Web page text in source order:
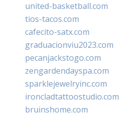
united-basketball.com
tios-tacos.com
cafecito-satx.com
graduacionviu2023.com
pecanjackstogo.com
zengardendayspa.com
sparklejewelryinc.com
ironcladtattoostudio.com
bruinshome.com